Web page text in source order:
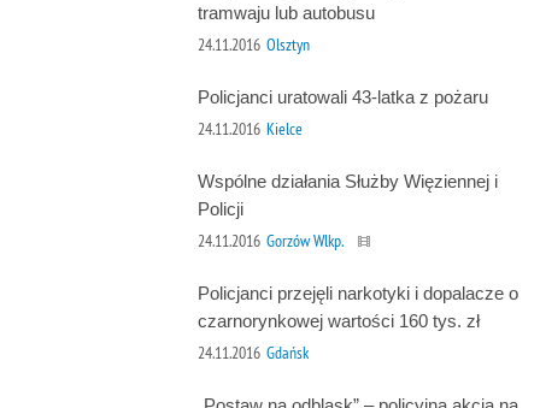
tramwaju lub autobusu
24.11.2016 Olsztyn
Policjanci uratowali 43-latka z pożaru
24.11.2016 Kielce
Wspólne działania Służby Więziennej i
Policji
24.11.2016 Gorzów Wlkp.
Policjanci przejęli narkotyki i dopalacze o
czarnorynkowej wartości 160 tys. zł
24.11.2016 Gdańsk